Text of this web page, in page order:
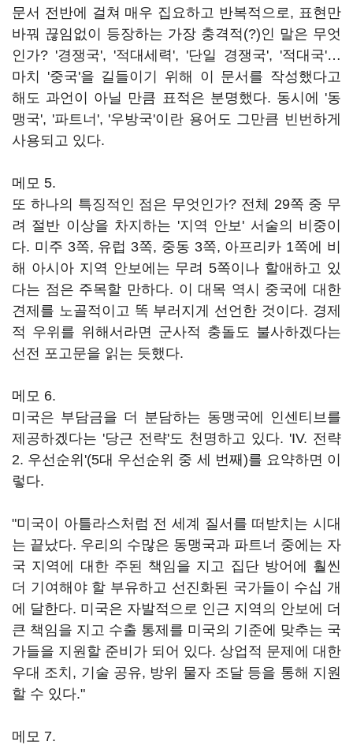
문서 전반에 걸쳐 매우 집요하고 반복적으로, 표현만
바꿔 끊임없이 등장하는 가장 충격적(?)인 말은 무엇
인가? '경쟁국', '적대세력', '단일 경쟁국', '적대국'…
마치 '중국'을 길들이기 위해 이 문서를 작성했다고
해도 과언이 아닐 만큼 표적은 분명했다. 동시에 '동
맹국', '파트너', '우방국'이란 용어도 그만큼 빈번하게
사용되고 있다.
메모 5.
또 하나의 특징적인 점은 무엇인가? 전체 29쪽 중 무
려 절반 이상을 차지하는 '지역 안보' 서술의 비중이
다. 미주 3쪽, 유럽 3쪽, 중동 3쪽, 아프리카 1쪽에 비
해 아시아 지역 안보에는 무려 5쪽이나 할애하고 있
다는 점은 주목할 만하다. 이 대목 역시 중국에 대한
견제를 노골적이고 똑 부러지게 선언한 것이다. 경제
적 우위를 위해서라면 군사적 충돌도 불사하겠다는
선전 포고문을 읽는 듯했다.
메모 6.
미국은 부담금을 더 분담하는 동맹국에 인센티브를
제공하겠다는 '당근 전략'도 천명하고 있다. 'IV. 전략
2. 우선순위'(5대 우선순위 중 세 번째)를 요약하면 이
렇다.
"미국이 아틀라스처럼 전 세계 질서를 떠받치는 시대
는 끝났다. 우리의 수많은 동맹국과 파트너 중에는 자
국 지역에 대한 주된 책임을 지고 집단 방어에 훨씬
더 기여해야 할 부유하고 선진화된 국가들이 수십 개
에 달한다. 미국은 자발적으로 인근 지역의 안보에 더
큰 책임을 지고 수출 통제를 미국의 기준에 맞추는 국
가들을 지원할 준비가 되어 있다. 상업적 문제에 대한
우대 조치, 기술 공유, 방위 물자 조달 등을 통해 지원
할 수 있다."
메모 7.